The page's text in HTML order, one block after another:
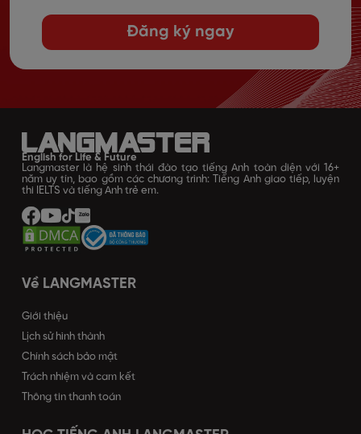
Đăng ký ngay
English for Life & Future
Langmaster là hệ sinh thái đào tạo tiếng Anh toàn diện với 16+
năm uy tín, bao gồm các chương trình: Tiếng Anh giao tiếp, luyện
thi IELTS và tiếng Anh trẻ em.
Về LANGMASTER
Giới thiệu
Lịch sử hình thành
Chính sách bảo mật
Trách nhiệm và cam kết
Thông tin thanh toán